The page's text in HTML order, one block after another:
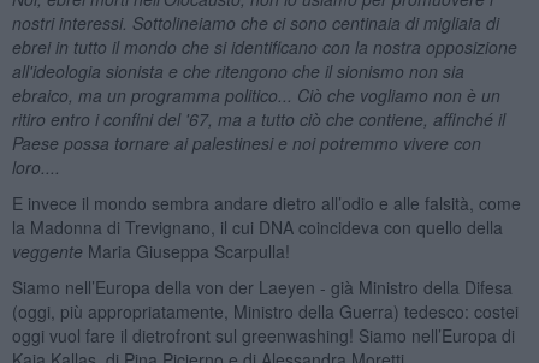
nostri interessi. Sottolineiamo che ci sono centinaia di migliaia di
ebrei in tutto il mondo che si identificano con la nostra opposizione
all'ideologia sionista e che ritengono che il sionismo non sia
ebraico, ma un programma politico... Ciò che vogliamo non è un
ritiro entro i confini del '67, ma a tutto ciò che contiene, affinché il
Paese possa tornare ai palestinesi e noi potremmo vivere con
loro....
E invece il mondo sembra andare dietro all’odio e alle falsità, come
la Madonna di Trevignano, il cui DNA coincideva con quello della
veggente Maria Giuseppa Scarpulla!
Siamo nell’Europa della von der Laeyen - già Ministro della Difesa
(oggi, più appropriatamente, Ministro della Guerra) tedesco: costei
oggi vuol fare il dietrofront sul greenwashing! Siamo nell’Europa di